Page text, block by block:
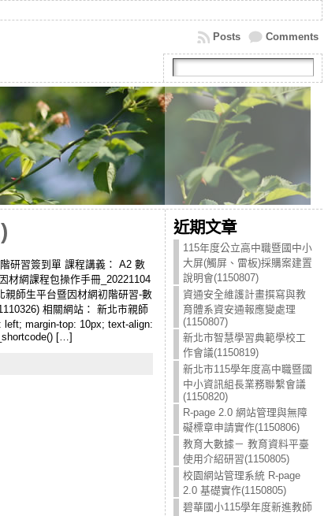
Comments
Posts
研習簽到單 課程講義： A2 數
材網課程包操作手冊_20221104
親師生平台暨因材網初階研習-數
相關網站： 新北市親師
margin-top: 10px; text-align:
[…]
近期文章
115年度公立高中職暨國中小
大屏(觸屏、雷板)採購案建置
說明會(1150807)
資通安全維護計畫撰寫與教
育體系資安通報應變處理
(1150807)
新北市智慧學習典範學校工
作會議(1150819)
新北市115學年度高中職暨國
中小資訊組長業務聯繫會議
(1150820)
R-page 2.0 網站管理與無障
礙標章申請實作(1150806)
教育大數據－ 教育資料平臺
使用介紹研習(1150805)
校園網站管理系統 R-page
2.0 基礎實作(1150805)
碧華國小115學年度新進教師